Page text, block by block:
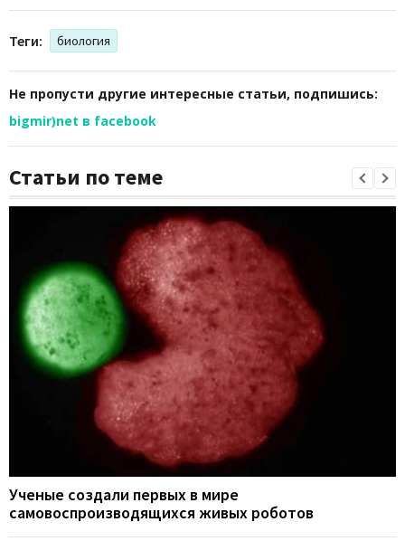
Теги: биология
Не пропусти другие интересные статьи, подпишись:
bigmir)net в facebook
Статьи по теме
Ученые создали первых в мире
самовоспроизводящихся живых роботов